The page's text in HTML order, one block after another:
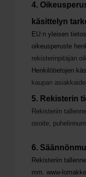
4.
käsittelyn
EU:n yleisen
oikeusperuste
rekisterinpitäjän
Henkilötietojen
kaupan
5. Rekisterin
Rekisteriin
osoite,
6.
Rekisteriin
mm. www-